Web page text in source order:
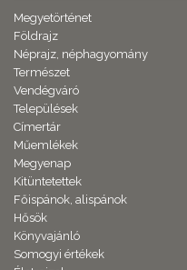
Megyetörténet
Földrajz
Néprajz, néphagyomány
Természet
Vendégváró
Települések
Címertár
Műemlékek
Megyenap
Kitüntetettek
Főispánok, alispánok
Hősök
Könyvajánló
Somogyi értékek